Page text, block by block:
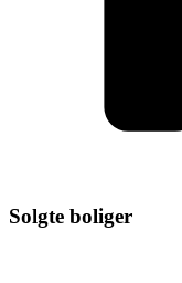
Solgte boliger